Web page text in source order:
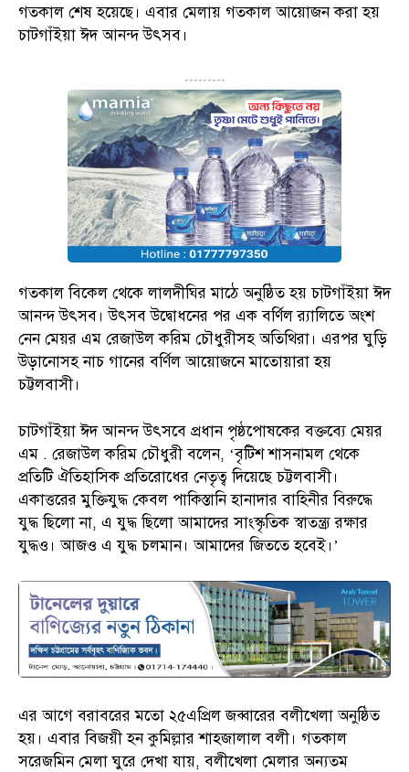
গতকাল শেষ হয়েছে। এবার মেলায় গতকাল আয়োজন করা হয়
চাটগাঁইয়া ঈদ আনন্দ উৎসব।
---------
গতকাল বিকেল থেকে লালদীঘির মাঠে অনুষ্ঠিত হয় চাটগাঁইয়া ঈদ
আনন্দ উৎসব। উৎসব উদ্বোধনের পর এক বর্ণিল র‌্যালিতে অংশ
নেন মেয়র এম রেজাউল করিম চৌধুরীসহ অতিথিরা। এরপর ঘুড়ি
উড়ানোসহ নাচ গানের বর্ণিল আয়োজনে মাতোয়ারা হয়
চট্টলবাসী।
চাটগাঁইয়া ঈদ আনন্দ উৎসবে প্রধান পৃষ্ঠপোষকের বক্তব্যে মেয়র
এম . রেজাউল করিম চৌধুরী বলেন, ‘বৃটিশ শাসনামল থেকে
প্রতিটি ঐতিহাসিক প্রতিরোধের নেতৃত্ব দিয়েছে চট্টলবাসী।
একাত্তরের মুক্তিযুদ্ধ কেবল পাকিস্তানি হানাদার বাহিনীর বিরুদ্ধে
যুদ্ধ ছিলো না, এ যুদ্ধ ছিলো আমাদের সাংস্কৃতিক স্বাতন্ত্র্য রক্ষার
যুদ্ধও। আজও এ যুদ্ধ চলমান। আমাদের জিততে হবেই।’
এর আগে বরাবরের মতো ২৫এপ্রিল জব্বারের বলীখেলা অনুষ্ঠিত
হয়। এবার বিজয়ী হন কুমিল্লার শাহজালাল বলী। গতকাল
সরেজমিন মেলা ঘুরে দেখা যায়, বলীখেলা মেলার অন্যতম